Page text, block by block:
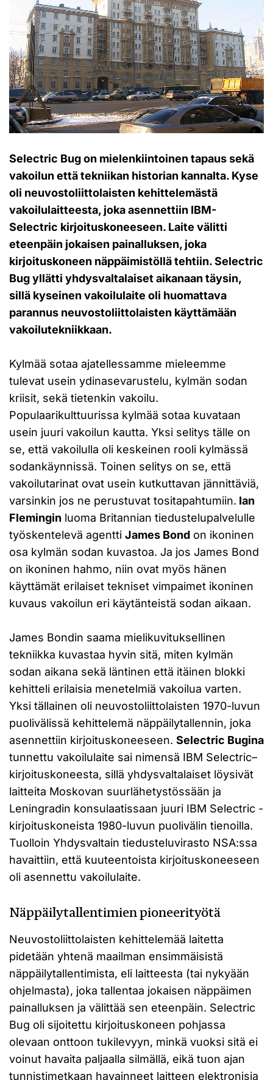
Selectric Bug on mielenkiintoinen tapaus sekä
vakoilun että tekniikan historian kannalta. Kyse
oli neuvostoliittolaisten kehittelemästä
vakoilulaitteesta, joka asennettiin IBM-
Selectric kirjoituskoneeseen. Laite välitti
eteenpäin jokaisen painalluksen, joka
kirjoituskoneen näppäimistöllä tehtiin. Selectric
Bug yllätti yhdysvaltalaiset aikanaan täysin,
sillä kyseinen vakoilulaite oli huomattava
parannus neuvostoliittolaisten käyttämään
vakoilutekniikkaan.
Kylmää sotaa ajatellessamme mieleemme
tulevat usein ydinasevarustelu, kylmän sodan
kriisit, sekä tietenkin vakoilu.
Populaarikulttuurissa kylmää sotaa kuvataan
usein juuri vakoilun kautta. Yksi selitys tälle on
se, että vakoilulla oli keskeinen rooli kylmässä
sodankäynnissä. Toinen selitys on se, että
vakoilutarinat ovat usein kutkuttavan jännittäviä,
varsinkin jos ne perustuvat tositapahtumiin. Ian
Flemingin luoma Britannian tiedustelupalvelulle
työskentelevä agentti James Bond on ikoninen
osa kylmän sodan kuvastoa. Ja jos James Bond
on ikoninen hahmo, niin ovat myös hänen
käyttämät erilaiset tekniset vimpaimet ikoninen
kuvaus vakoilun eri käytänteistä sodan aikaan.
James Bondin saama mielikuvituksellinen
tekniikka kuvastaa hyvin sitä, miten kylmän
sodan aikana sekä läntinen että itäinen blokki
kehitteli erilaisia menetelmiä vakoilua varten.
Yksi tällainen oli neuvostoliittolaisten 1970-luvun
puolivälissä kehittelemä näppäilytallennin, joka
asennettiin kirjoituskoneeseen. Selectric Bugina
tunnettu vakoilulaite sai nimensä IBM Selectric–
kirjoituskoneesta, sillä yhdysvaltalaiset löysivät
laitteita Moskovan suurlähetystössään ja
Leningradin konsulaatissaan juuri IBM Selectric -
kirjoituskoneista 1980-luvun puolivälin tienoilla.
Tuolloin Yhdysvaltain tiedusteluvirasto NSA:ssa
havaittiin, että kuuteentoista kirjoituskoneeseen
oli asennettu vakoilulaite.
Näppäilytallentimien pioneerityötä
Neuvostoliittolaisten kehittelemää laitetta
pidetään yhtenä maailman ensimmäisistä
näppäilytallentimista, eli laitteesta (tai nykyään
ohjelmasta), joka tallentaa jokaisen näppäimen
painalluksen ja välittää sen eteenpäin. Selectric
Bug oli sijoitettu kirjoituskoneen pohjassa
olevaan onttoon tukilevyyn, minkä vuoksi sitä ei
voinut havaita paljaalla silmällä, eikä tuon ajan
tunnistimetkaan havainneet laitteen elektronisia